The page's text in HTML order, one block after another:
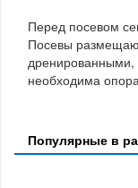
Перед посевом
Посевы
необходима
Популярные в